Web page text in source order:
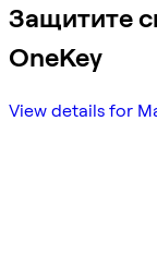
Защитите
OneKey
View details for